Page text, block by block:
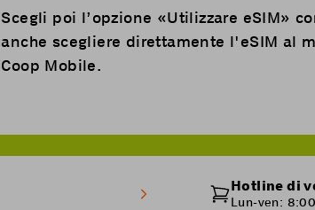
Scegli poi l’opzione «Utilizzare eSIM»
anche scegliere direttamente l'eSIM al
Coop Mobile.
Hotline di
Lun-ven: